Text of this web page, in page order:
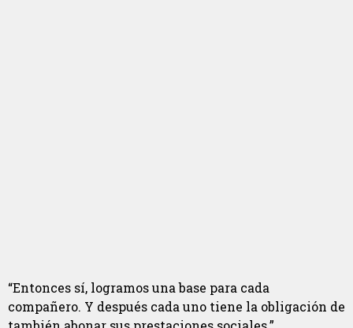
“Entonces sí, logramos una base para cada
compañero. Y después cada uno tiene la obligación de